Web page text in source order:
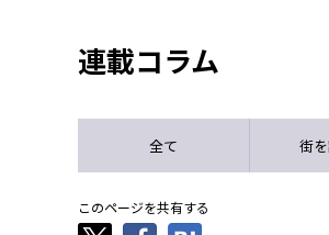
連載コラム
全て 街
このページを共有する